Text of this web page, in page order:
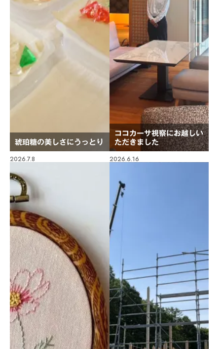
琥珀糖の美しさにうっとり
ココカーサ視察にお越しい
ただきました
2026.7.8 2026.6.16